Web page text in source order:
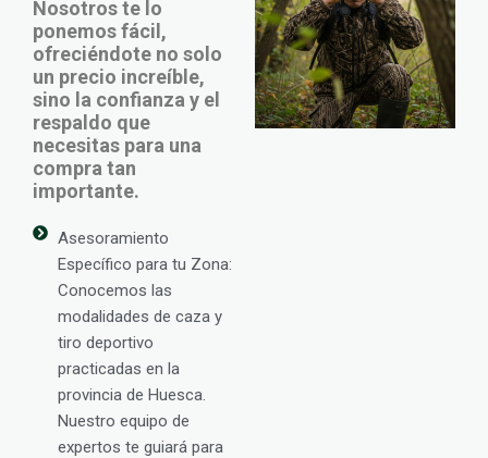
Nosotros te lo
ponemos fácil,
ofreciéndote no solo
un precio increíble,
sino la confianza y el
respaldo que
necesitas para una
compra tan
importante.
Asesoramiento
Específico para tu Zona:
Conocemos las
modalidades de caza y
tiro deportivo
practicadas en la
provincia de Huesca.
Nuestro equipo de
expertos te guiará para